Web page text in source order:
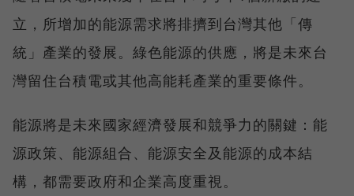
立，所增加的能源需求將排擠到台灣其他「傳
統」產業的發展。綠色能源的供應，將是未來台
灣留住台積電或其他高能耗產業的重要條件。
能源將是未來國家經濟發展和競爭力的關鍵：能
源政策、能源組合、能源安全及能源的成本結
構，都需要政府和企業高度重視。